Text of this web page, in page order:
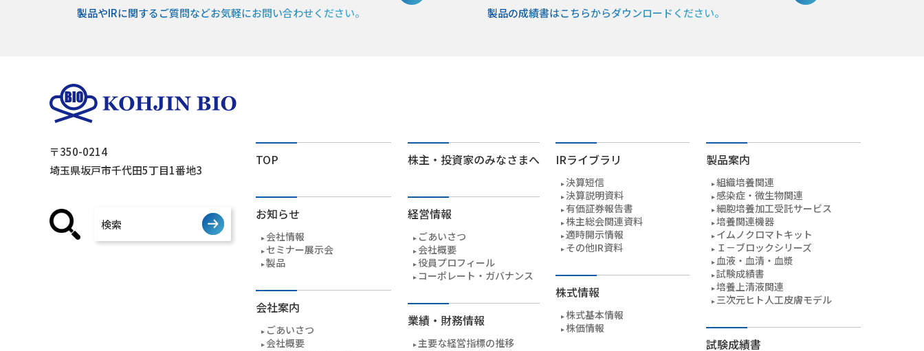
製品やIRに関するご質問などお気軽にお問い合わせください。 製品の成績書はこちらからダウンロードください。
〒350-0214
埼玉県坂戸市千代田5丁目1番地3
TOP
お知らせ
会社情報
セミナー展示会
製品
会社案内
ごあいさつ
会社概要
株主・投資家のみなさまへ
経営情報
ごあいさつ
会社概要
役員プロフィール
コーポレート・ガバナンス
業績・財務情報
主要な経営指標の推移
IRライブラリ
決算短信
決算説明資料
有価証券報告書
株主総会関連資料
適時開示情報
その他IR資料
株式情報
株式基本情報
株価情報
製品案内
組織培養関連
感染症・微生物関連
細胞培養加工受託サービス
培養関連機器
イムノクロマトキット
Ｉ－ブロックシリーズ
血液・血清・血漿
試験成績書
培養上清液関連
三次元ヒト人工皮膚モデル
試験成績書